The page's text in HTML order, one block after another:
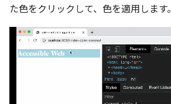
た色をクリックして、色を適用します。